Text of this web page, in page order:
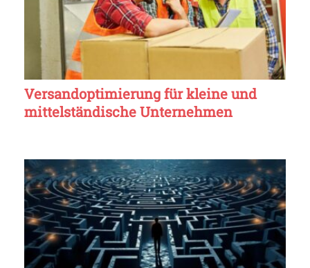
Versandoptimierung für kleine und
mittelständische Unternehmen